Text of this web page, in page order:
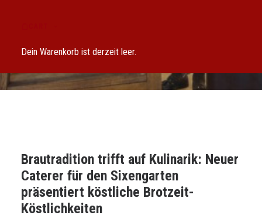
Dein Warenkorb ist derzeit leer.
OCHSENZWINGER
Brautradition trifft auf Kulinarik: Neuer
Caterer für den Sixengarten
präsentiert köstliche Brotzeit-
Köstlichkeiten